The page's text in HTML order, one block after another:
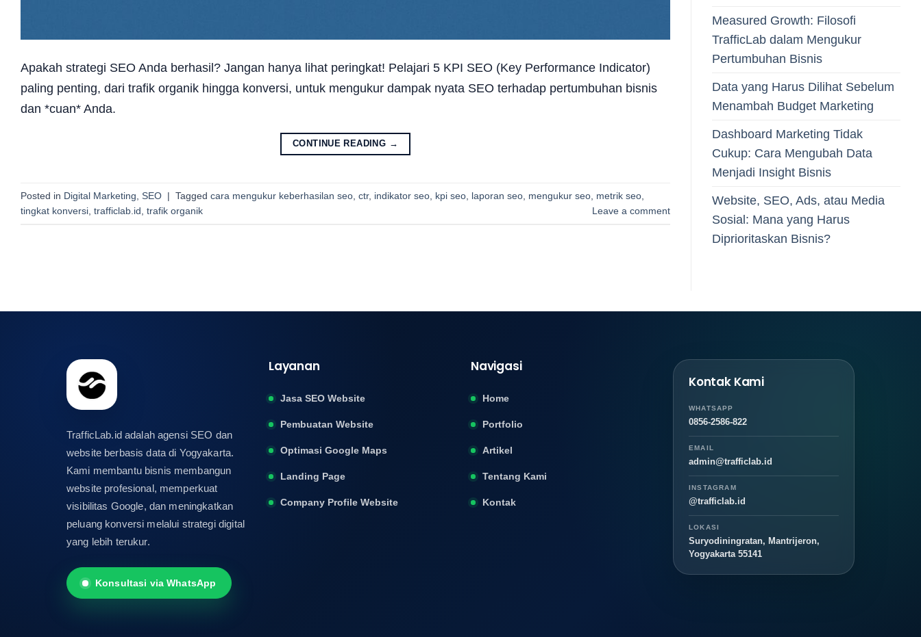
Apakah strategi SEO Anda berhasil? Jangan hanya lihat peringkat! Pelajari 5 KPI SEO (Key Performance Indicator)
paling penting, dari trafik organik hingga konversi, untuk mengukur dampak nyata SEO terhadap pertumbuhan bisnis
dan *cuan* Anda.
CONTINUE READING →
Posted in Digital Marketing SEO | Tagged cara mengukur keberhasilan seo ctr, indikator seo kpi seo laporan seo mengukur seo metrik seo
tingkat konversi trafficlab.id trafik organik Leave a comment
Measured Growth: Filosofi
TrafficLab dalam Mengukur
Pertumbuhan Bisnis
Data yang Harus Dilihat Sebelum
Menambah Budget Marketing
Dashboard Marketing Tidak
Cukup: Cara Mengubah Data
Menjadi Insight Bisnis
Website, SEO, Ads, atau Media
Sosial: Mana yang Harus
Diprioritaskan Bisnis?
TrafficLab.id adalah agensi SEO dan
website berbasis data di Yogyakarta.
Kami membantu bisnis membangun
website profesional, memperkuat
visibilitas Google, dan meningkatkan
peluang konversi melalui strategi digital
yang lebih terukur.
Konsultasi via WhatsApp
Layanan
Jasa SEO Website
Pembuatan Website
Optimasi Google Maps
Landing Page
Company Profile Website
Navigasi
Home
Portfolio
Artikel
Tentang Kami
Kontak
Kontak Kami
WHATSAPP
0856-2586-822
EMAIL
admin@trafficlab.id
INSTAGRAM
@trafficlab.id
LOKASI
Suryodiningratan, Mantrijeron,
Yogyakarta 55141